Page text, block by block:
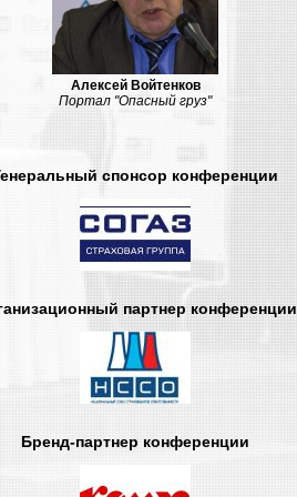
спонсор конференции
партнер конференции
Бренд-партнер конференции